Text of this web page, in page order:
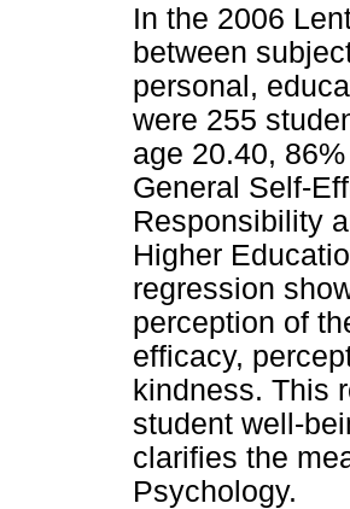
In the 2006
between
personal,
were 255
age 20.40,
General Self-
Responsibility
Higher
regression
perception of
efficacy,
kindness. This
student well-
clarifies the
Psychology.